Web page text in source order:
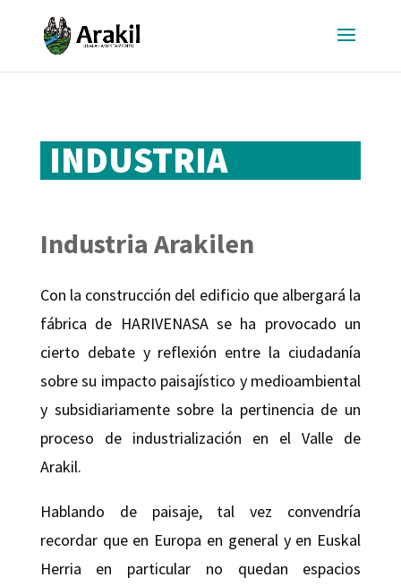
INDUSTRIA
Industria Arakilen
Con la construcción del edificio que albergará la
fábrica de HARIVENASA se ha provocado un
cierto debate y reflexión entre la ciudadanía
sobre su impacto paisajístico y medioambiental
y subsidiariamente sobre la pertinencia de un
proceso de industrialización en el Valle de
Arakil.
Hablando de paisaje, tal vez convendría
recordar que en Europa en general y en Euskal
Herria en particular no quedan espacios